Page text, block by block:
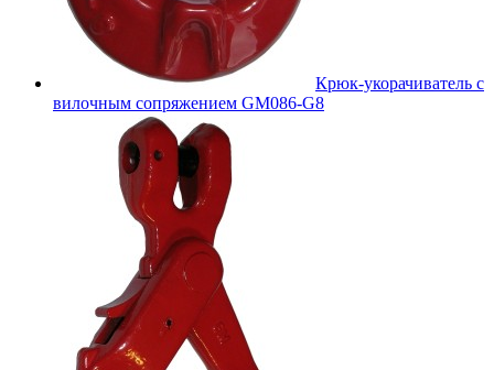
Крюк-укорачиватель с
вилочным сопряжением GM086-G8